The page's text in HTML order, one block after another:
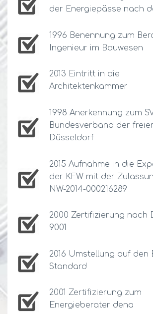
der Energiepässe nach
1996 Benennung zum
Ingenieur im Bauwesen
2013 Eintritt in die
Architektenkammer
1998 Anerkennung zum
Bundesverband der
Düsseldorf
2015 Aufnahme in die
der KFW mit der
NW-2014-000216289
2000 Zertifizierung nach
9001
2016 Umstellung auf den
Standard
2001 Zertifizierung zum
Energieberater dena